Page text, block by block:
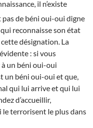
il n’existe
de béni oui-oui digne
reconnaisse son état
désignation. La
: si vous
un béni oui-oui
un béni oui-oui et que,
qui lui arrive et qui lui
d’accueillir,
le terrorisent le plus dans